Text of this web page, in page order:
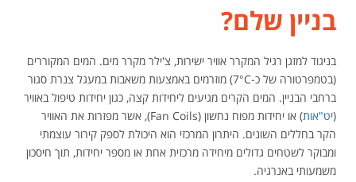
בניין שלם?
בניגוד למזגן רגיל המקרר אוויר ישירות, צ'ילר מקרר מים. המים המקוררים
(בטמפרטורה של כ-7°C) מוזרמים באמצעות משאבות במעגל צנרת סגור
ברחבי הבניין. המים הקרים מגיעים ליחידות קצה, כגון יחידות טיפול באוויר
(יט"אות
) או יחידות מפוח נחשון (Fan Coils), אשר מפזרות את האוויר
הקר בחללים השונים. היתרון המרכזי הוא היכולת לספק קירור עוצמתי
ומבוקר לשטחים גדולים מיחידה מרכזית אחת או מספר יחידות, תוך חיסכון
משמעותי באנרגיה.